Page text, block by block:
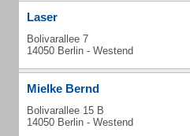
Laser
Bolivarallee 7
14050 Berlin - Westend
Mielke Bernd
Bolivarallee 15 B
14050 Berlin - Westend